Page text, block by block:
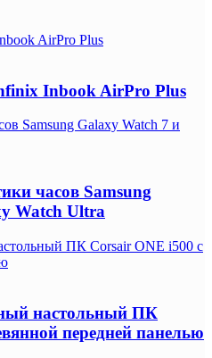
AirPro Plus
Inbook AirPro Plus
Samsung Galaxy Watch 7 и
часов Samsung
Watch Ultra
ПК Corsair ONE i500 с
настольный ПК
передней панелью